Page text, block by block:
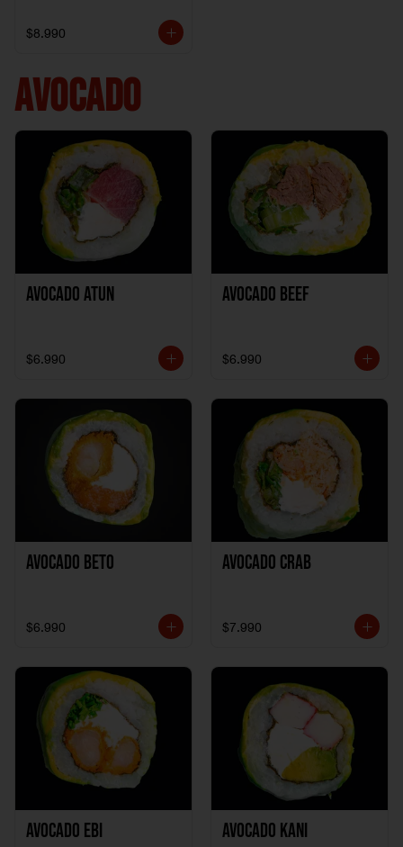
$8.990
AVOCADO
Avocado Atun
$6.990
Avocado Beef
$6.990
Avocado Beto
$6.990
Avocado Crab
$7.990
Avocado Ebi Avocado Kani